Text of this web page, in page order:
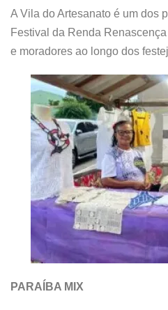
A Vila do Artesanato é um dos
Festival da Renda
e moradores ao longo dos
PARAÍBA MIX